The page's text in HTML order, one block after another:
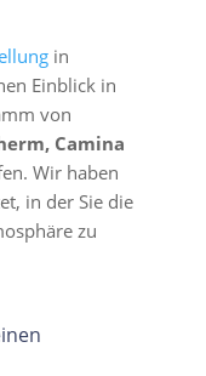
in
Einblick in
von
Camina
Wir haben
in der Sie die
zu